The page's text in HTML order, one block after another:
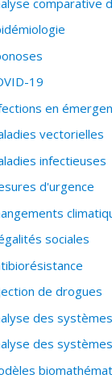
19
en
vectorielles
infectieuses
d'urgence
sociales
de drogues
des
des